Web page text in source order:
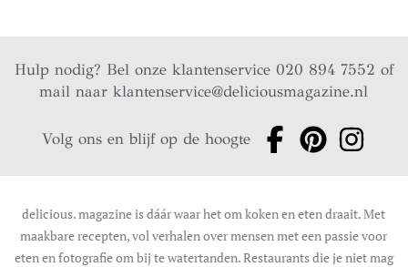
Hulp nodig? Bel onze klantenservice 020 894 7552 of
mail naarklantenservice@deliciousmagazine.nl
Volg ons en blijf op de hoogte
delicious. magazine is dáár waar het om koken en eten draait. Met
maakbare recepten, vol verhalen over mensen met een passie voor
eten en fotografie om bij te watertanden. Restaurants die je niet mag